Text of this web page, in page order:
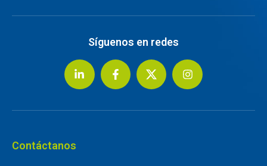
Síguenos en redes
Contáctanos